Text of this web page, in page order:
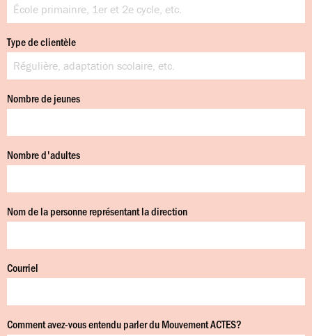
Type de clientèle
Nombre de jeunes
Nombre d'adultes
Nom de la personne représentant la direction
Courriel
Comment avez-vous entendu parler du Mouvement ACTES?